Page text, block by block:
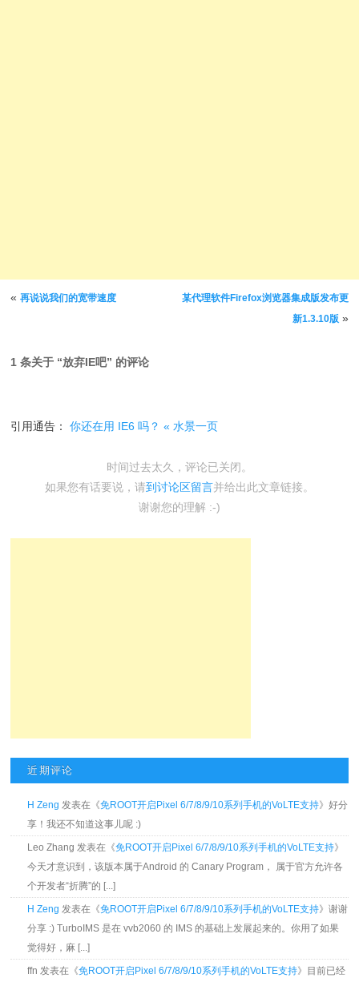
文章导航
«再说说我们的宽带速度
某代理软件Firefox浏览器集成版发布更
新1.3.10版 »
1 条关于 “放弃IE吧” 的评论
引用通告：你还在用 IE6 吗？ « 水景一页
时间过去太久，评论已关闭。
如果您有话要说，请到讨论区留言并给出此文章链接。
谢谢您的理解 :-)
近期评论
H Zeng 发表在《免ROOT开启Pixel 6/7/8/9/10系列手机的VoLTE支持》好分
享！我还不知道这事儿呢 :)
Leo Zhang 发表在《免ROOT开启Pixel 6/7/8/9/10系列手机的VoLTE支持》
今天才意识到，该版本属于Android 的 Canary Program， 属于官方允许各
个开发者“折腾”的 [...]
H Zeng 发表在《免ROOT开启Pixel 6/7/8/9/10系列手机的VoLTE支持》谢谢
分享 :) TurboIMS 是在 vvb2060 的 IMS 的基础上发展起来的。你用了如果
觉得好，麻 [...]
ffn 发表在《免ROOT开启Pixel 6/7/8/9/10系列手机的VoLTE支持》目前已经